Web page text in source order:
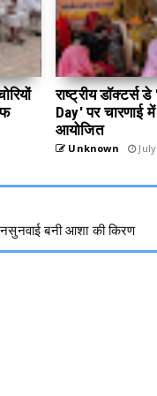
राष्ट्रीय
Day' पर चारणाई
आयोजित
Unknown July
बनी आशा की किरण